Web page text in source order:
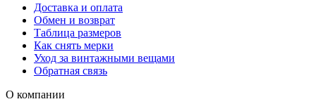
Доставка и оплата
Обмен и возврат
Таблица размеров
Как снять мерки
Уход за винтажными вещами
Обратная связь
О компании